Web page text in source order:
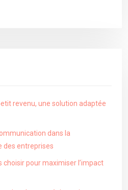
revenu, une solution adaptée
dans la
entreprises
choisir pour maximiser l’impact